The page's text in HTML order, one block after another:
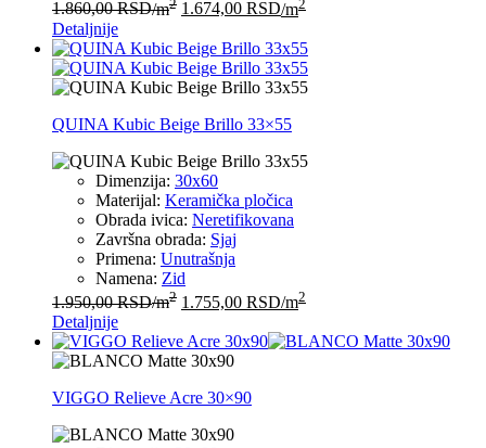
1.860,00RSD/m 1.674,00 RSD/m
Detaljnije
QUINA Kubic Beige Brillo 33×55
Dimenzija: 30x60
Materijal: Keramička pločica
Obrada ivica: Neretifikovana
Završna obrada: Sjaj
Primena: Unutrašnja
Namena: Zid
1.950,00RSD/m2 1.755,00 RSD/m2
Detaljnije
VIGGO Relieve Acre 30×90